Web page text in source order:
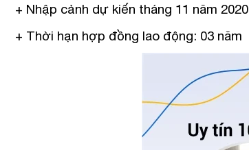
+ Nhập cảnh dự kiến tháng 11 năm 2020
+ Thời hạn hợp đồng lao động: 03 năm